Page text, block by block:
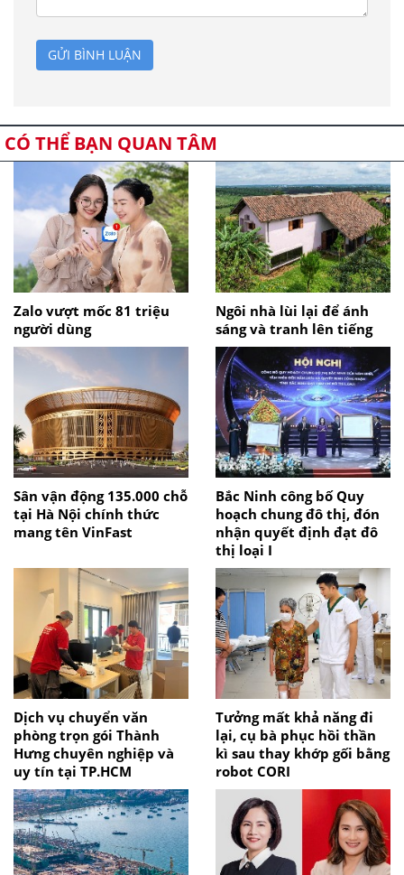
GỬI BÌNH LUẬN
CÓ THỂ BẠN QUAN TÂM
Zalo vượt mốc 81 triệu
người dùng
Ngôi nhà lùi lại để ánh
sáng và tranh lên tiếng
Sân vận động 135.000 chỗ
tại Hà Nội chính thức
mang tên VinFast
Bắc Ninh công bố Quy
hoạch chung đô thị, đón
nhận quyết định đạt đô
thị loại I
Dịch vụ chuyển văn
phòng trọn gói Thành
Hưng chuyên nghiệp và
uy tín tại TP.HCM
Tưởng mất khả năng đi
lại, cụ bà phục hồi thần
kì sau thay khớp gối bằng
robot CORI